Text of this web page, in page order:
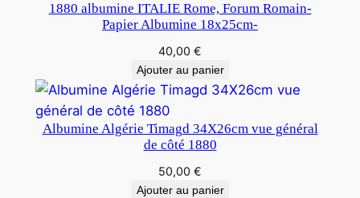
1880 albumine ITALIE Rome, Forum Romain-
Papier Albumine 18x25cm-
40,00 €
Ajouter au panier
Albumine Algérie Timagd 34X26cm vue général
de côté 1880
50,00 €
Ajouter au panier